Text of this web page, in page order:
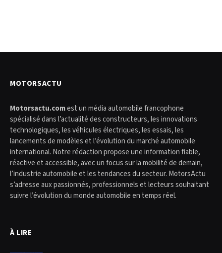
MOTORSACTU
Motorsactu.comest un média automobile francophone
spécialisé dans l’actualité des constructeurs, les innovations
technologiques, les véhicules électriques, les essais, les
lancements de modèles et l’évolution du marché automobile
international. Notre rédaction propose une information fiable,
réactive et accessible, avec un focus sur la mobilité de demain,
l’industrie automobile et les tendances du secteur. MotorsActu
s’adresse aux passionnés, professionnels et lecteurs souhaitant
suivre l’évolution du monde automobile en temps réel.
À LIRE